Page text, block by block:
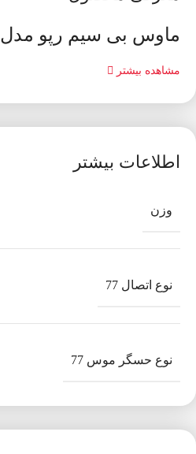
ماوس بی سیم رپو مدل Mouse RAPOO Wireless M10 plus
مشاهده بیشتر
اطلاعات بیشتر
وزن
نوع اتصال 77
نوع حسگر موس 77